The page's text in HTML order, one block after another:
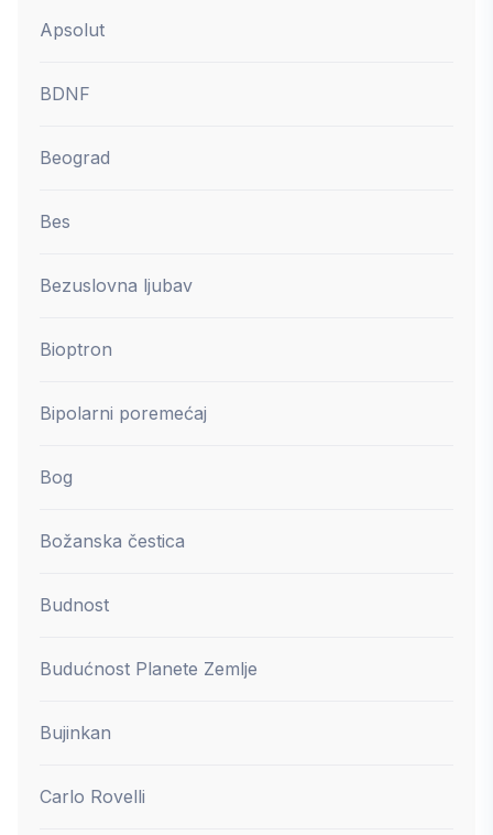
Apsolut
BDNF
Beograd
Bes
Bezuslovna ljubav
Bioptron
Bipolarni poremećaj
Bog
Božanska čestica
Budnost
Budućnost Planete Zemlje
Bujinkan
Carlo Rovelli